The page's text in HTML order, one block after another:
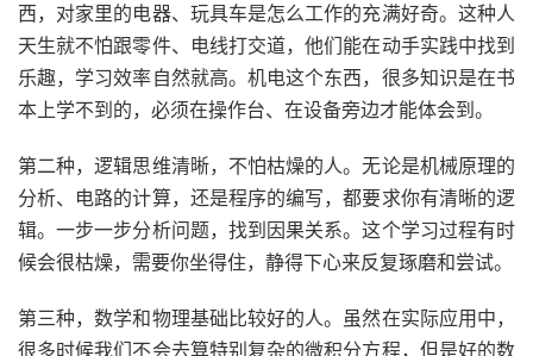
西，对家里的电器、玩具车是怎么工作的充满好奇。这种人
天生就不怕跟零件、电线打交道，他们能在动手实践中找到
乐趣，学习效率自然就高。机电这个东西，很多知识是在书
本上学不到的，必须在操作台、在设备旁边才能体会到。
第二种，逻辑思维清晰，不怕枯燥的人。无论是机械原理的
分析、电路的计算，还是程序的编写，都要求你有清晰的逻
辑。一步一步分析问题，找到因果关系。这个学习过程有时
候会很枯燥，需要你坐得住，静得下心来反复琢磨和尝试。
第三种，数学和物理基础比较好的人。虽然在实际应用中，
很多时候我们不会去算特别复杂的微积分方程，但是好的数